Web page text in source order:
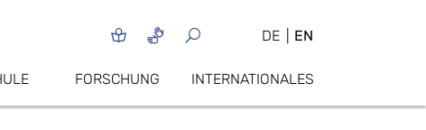
DE EN
FORSCHUNG INTERNATIONALES